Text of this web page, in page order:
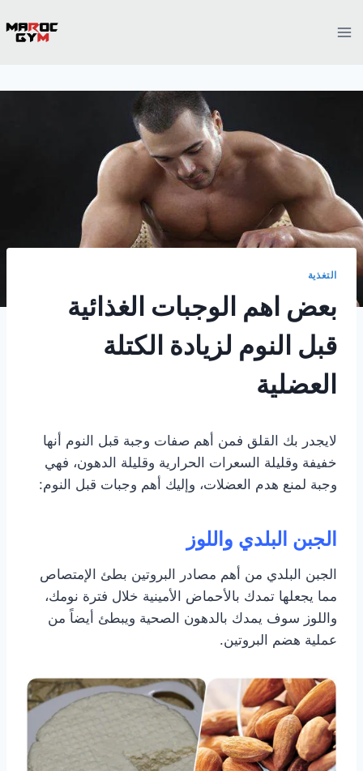
التغذية
بعض اهم الوجبات الغذائية
قبل النوم لزيادة الكتلة
العضلية
لايجدر بك القلق فمن أهم صفات وجبة قبل النوم أنها
خفيفة وقليلة السعرات الحرارية وقليلة الدهون، فهي
وجبة لمنع هدم العضلات، وإليك أهم وجبات قبل النوم:
الجبن البلدي واللوز
الجبن البلدي من أهم مصادر البروتين بطئ الإمتصاص
مما يجعلها تمدك بالأحماض الأمينية خلال فترة نومك،
واللوز سوف يمدك بالدهون الصحية ويبطئ أيضاً من
عملية هضم البروتين.